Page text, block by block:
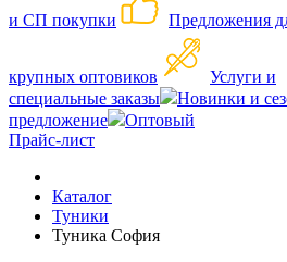
и СП покупки Предложения
крупных оптовиков
Услуги и
специальные заказы
Новинки и
предложение
Оптовый
Прайс-лист
Каталог
Туники
Туника София